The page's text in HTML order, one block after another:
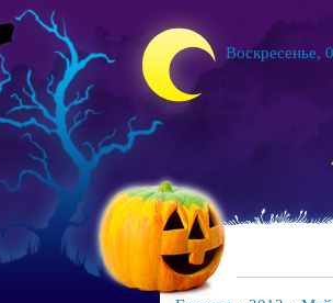
Воскресенье,